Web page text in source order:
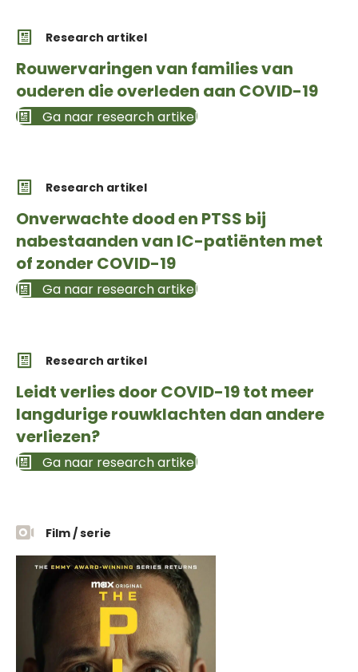
Research artikel
Rouwervaringen van families van
ouderen die overleden aan COVID-19
Ga naar research artikel
Research artikel
Onverwachte dood en PTSS bij
nabestaanden van IC-patiënten met
of zonder COVID-19
Ga naar research artikel
Research artikel
Leidt verlies door COVID-19 tot meer
langdurige rouwklachten dan andere
verliezen?
Ga naar research artikel
Film / serie